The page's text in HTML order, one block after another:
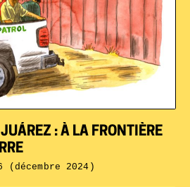
: À LA FRONTIÈRE
(décembre 2024)